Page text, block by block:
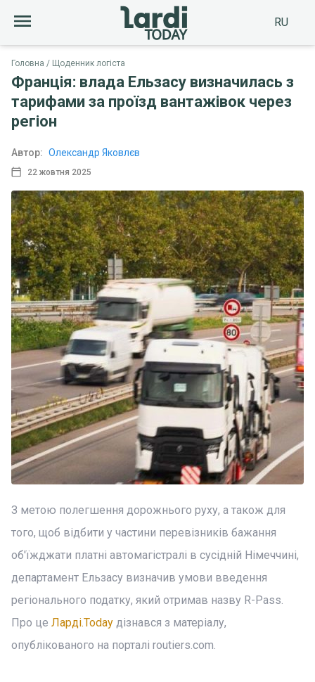
RU
Головна Щоденник логіста
Франція: влада Ельзасу визначилась з
тарифами за проїзд вантажівок через
регіон
22 жовтня 2025
Автор: Олександр Яковлєв
З метою полегшення дорожнього руху, а також для
того, щоб відбити у частини перевізників бажання
об'їжджати платні автомагістралі в сусідній Німеччині,
департамент Ельзасу визначив умови введення
регіонального податку, який отримав назву R-Pass.
Про це Ларді.Today дізнався з матеріалу,
опублікованого на порталі routiers.com.